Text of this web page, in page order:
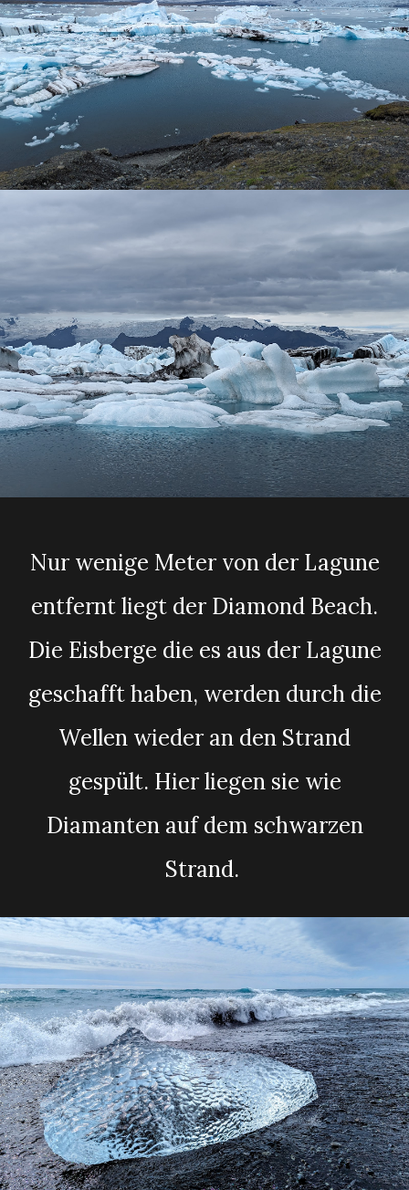
Nur wenige Meter von der Lagune
entfernt liegt der Diamond Beach.
Die Eisberge die es aus der Lagune
geschafft haben, werden durch die
Wellen wieder an den Strand
gespült. Hier liegen sie wie
Diamanten auf dem schwarzen
Strand.